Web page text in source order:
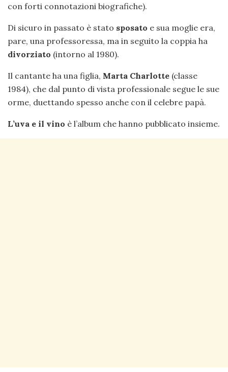
con forti connotazioni biografiche).
Di sicuro in passato è stato sposato e sua moglie era,
pare, una professoressa, ma in seguito la coppia ha
divorziato (intorno al 1980).
Il cantante ha una figlia, Marta Charlotte (classe
1984), che dal punto di vista professionale segue le sue
orme, duettando spesso anche con il celebre papà.
L’uva e il vino è l’album che hanno pubblicato insieme.